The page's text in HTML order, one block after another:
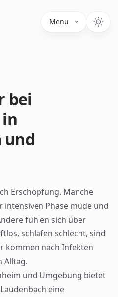
Menu
bei
und
Erschöpfung. Manche
intensiven Phase müde und
fühlen sich über
schlafen schlecht, sind
kommen nach Infekten
Alltag.
und Umgebung bietet
eine